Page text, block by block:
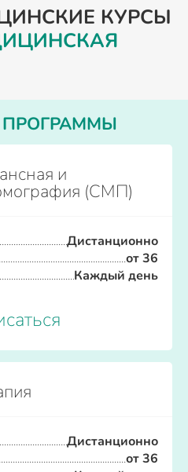
КУРСЫ
и
(СМП)
Дистанционно
от 36
Каждый день
Дистанционно
от 36